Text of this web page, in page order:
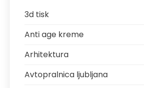
3d tisk
Anti age kreme
Arhitektura
Avtopralnica ljubljana